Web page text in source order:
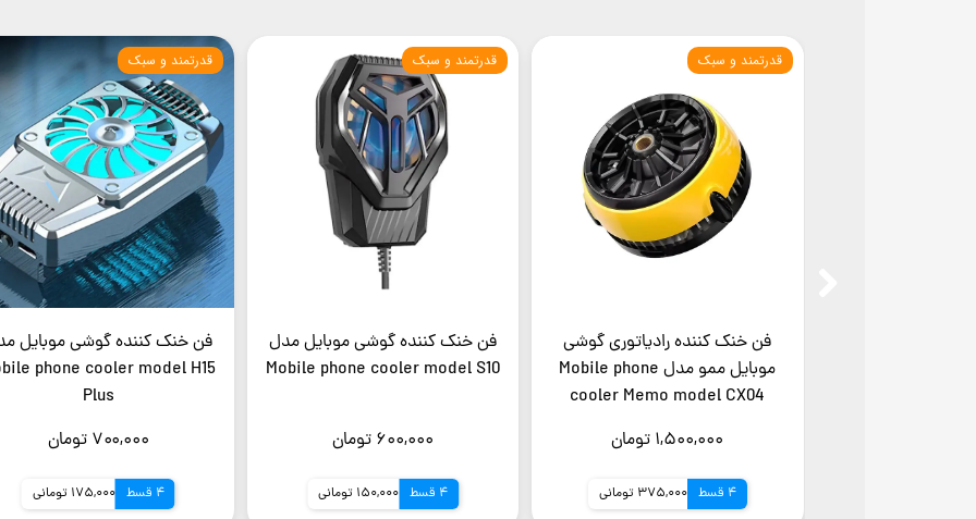
فن خنک کننده
model H15
۷۰۰,۰۰۰ تومان
4 قسط 175,000 تومانی
قدرتمند و سبک
فن خنک کننده گوشی موبایل مدل
Mobile phone cooler model S10
۶۰۰,۰۰۰ تومان
4 قسط 150,000 تومانی
قدرتمند و سبک
فن خنک کننده رادیاتوری گوشی
موبایل ممو مدل Mobile phone
cooler Memo model CX04
۱,۵۰۰,۰۰۰ تومان
4 قسط 375,000 تومانی
قدرتمند و سبک
فن خنک کننده رادیاتوری گوشی
موبایل مدل Mobile phone cooler